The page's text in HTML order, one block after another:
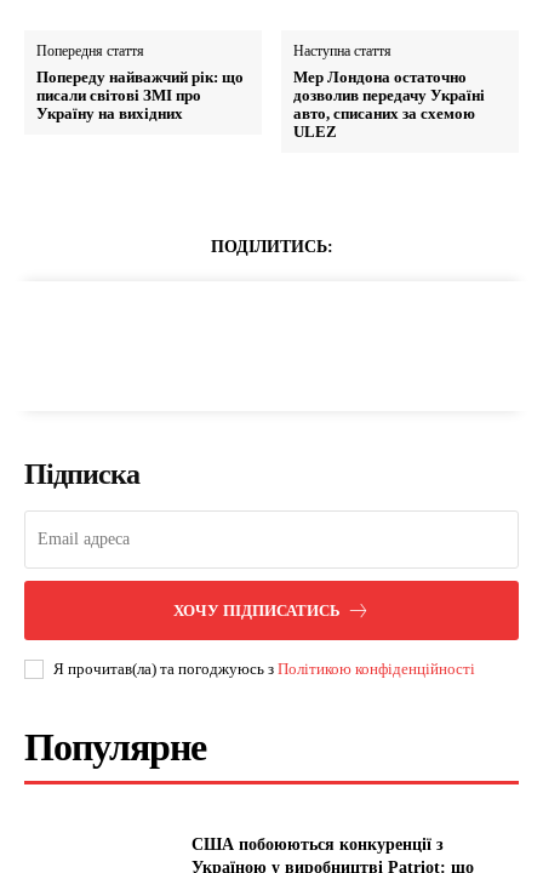
Попередня стаття
Попереду найважчий рік: що
писали світові ЗМІ про
Україну на вихідних
Наступна стаття
Мер Лондона остаточно
дозволив передачу Україні
авто, списаних за схемою
ULEZ
ПОДІЛИТИСЬ:
Підписка
ХОЧУ ПІДПИСАТИСЬ
Я прочитав(ла) та погоджуюсь з Політикою конфіденційності
Популярне
США побоюються конкуренції з
Україною у виробництві Patriot: що